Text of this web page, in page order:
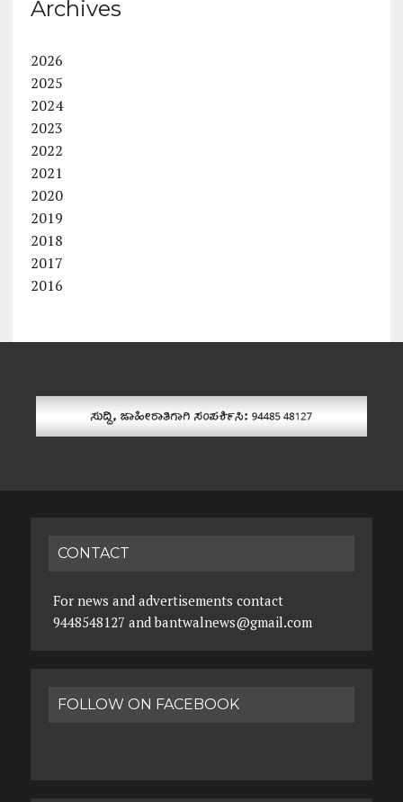
Archives
2026
2025
2024
2023
2022
2021
2020
2019
2018
2017
2016
CONTACT
For news and advertisements contact
9448548127 and bantwalnews@gmail.com
FOLLOW ON FACEBOOK